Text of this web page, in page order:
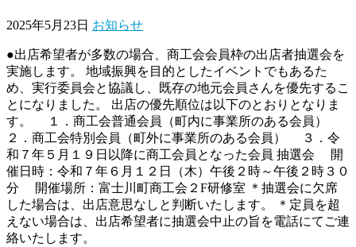
2025年5月23日 お知らせ
●出店希望者が多数の場合、商工会会員枠の出店者抽選会を
実施します。 地域振興を目的としたイベントでもあるた
め、実行委員会と協議し、既存の地元会員さんを優先するこ
とになりました。 出店の優先順位は以下のとおりとなりま
す。 １．商工会普通会員（町内に事業所のある会員）
２．商工会特別会員（町外に事業所のある会員） ３．令
和７年５月１９日以降に商工会員となった会員 抽選会 開
催日時：令和７年６月１２日（木）午後２時～午後２時３０
分 開催場所：富士川町商工会２F研修室 ＊抽選会に欠席
した場合は、出店意思なしと判断いたします。 ＊定員を超
えない場合は、出店希望者に抽選会中止の旨を電話にてご連
絡いたします。